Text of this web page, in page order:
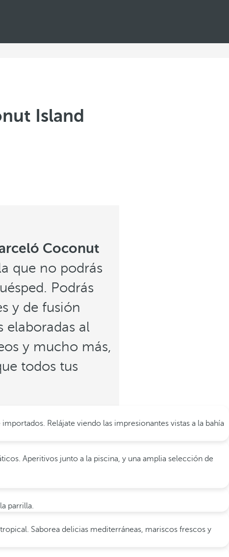
Island
Coconut
que no podrás
Podrás
y de fusión
elaboradas al
y mucho más,
todos tus
Relájate viendo las impresionantes vistas a la bahía
Aperitivos junto a la piscina, y una amplia selección de
parrilla.
Saborea delicias mediterráneas, mariscos frescos y